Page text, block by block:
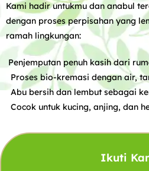
Kami hadir untukmu dan anabul
dengan proses perpisahan yang
ramah lingkungan:
Penjemputan penuh kasih dari
Proses bio-kremasi dengan air,
Abu bersih dan lembut sebagai
Cocok untuk kucing, anjing, dan
Ikuti